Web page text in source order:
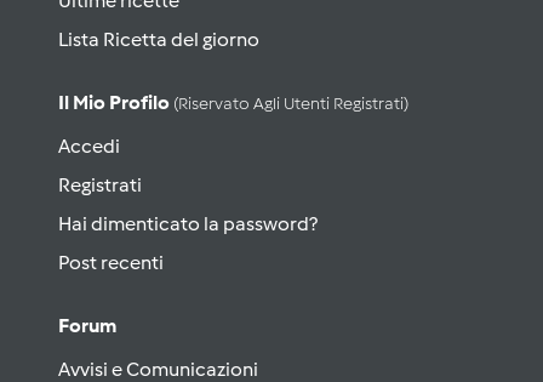
Lista Ricetta del giorno
Il Mio Profilo (riservato Agli Utenti Registrati)
Accedi
Registrati
Hai dimenticato la password?
Post recenti
Forum
Avvisi e Comunicazioni